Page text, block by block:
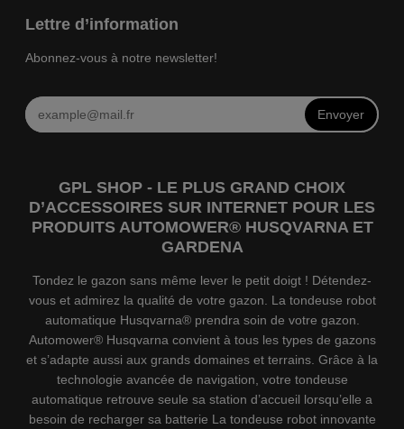
Lettre d’information
Abonnez-vous à notre newsletter!
Envoyer
GPL SHOP - LE PLUS GRAND CHOIX
D’ACCESSOIRES SUR INTERNET POUR LES
PRODUITS AUTOMOWER® HUSQVARNA ET
GARDENA
Tondez le gazon sans même lever le petit doigt ! Détendez-
vous et admirez la qualité de votre gazon. La tondeuse robot
automatique Husqvarna® prendra soin de votre gazon.
Automower® Husqvarna convient à tous les types de gazons
et s’adapte aussi aux grands domaines et terrains. Grâce à la
technologie avancée de navigation, votre tondeuse
automatique retrouve seule sa station d’accueil lorsqu’elle a
besoin de recharger sa batterie La tondeuse robot innovante